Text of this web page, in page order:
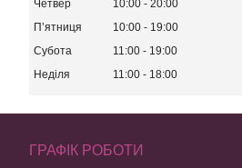
Четвер 10:00
20:00
Пʼятниця
10:00
19:00
Субота
11:00
19:00
Неділя
11:00 18:00
ГРАФІК РОБОТИ